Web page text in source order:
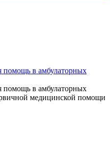
помощь в амбулаторных
помощь в амбулаторных
медицинской помощи